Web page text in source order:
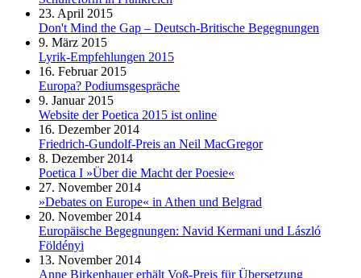
23. April 2015
Don't Mind the Gap – Deutsch-Britische Begegnungen
9. März 2015
Lyrik-Empfehlungen 2015
16. Februar 2015
Europa? Podiumsgespräche
9. Januar 2015
Website der Poetica 2015 ist online
16. Dezember 2014
Friedrich-Gundolf-Preis an Neil MacGregor
8. Dezember 2014
Poetica I »Über die Macht der Poesie«
27. November 2014
»Debates on Europe« in Athen und Belgrad
20. November 2014
Europäische Begegnungen: Navid Kermani und László
Földényi
13. November 2014
Anne Birkenhauer erhält Voß-Preis für Übersetzung